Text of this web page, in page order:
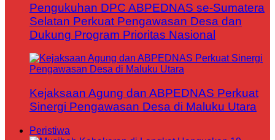
Pengukuhan DPC ABPEDNAS se-Sumatera
Selatan Perkuat Pengawasan Desa dan
Dukung Program Prioritas Nasional
Kejaksaan Agung dan ABPEDNAS Perkuat
Sinergi Pengawasan Desa di Maluku Utara
Peristiwa